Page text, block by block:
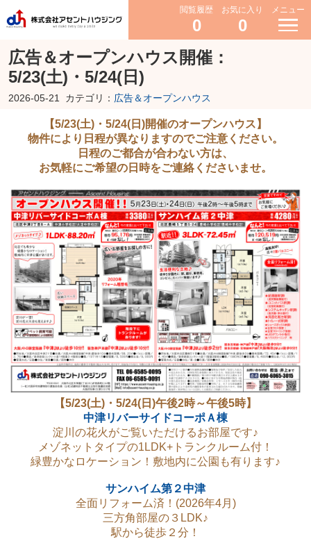
閲覧履歴
0
お気に入り
0
メニュー
広告＆オープンハウス開催：
5/23(土)・5/24(日)
2026-05-21 カテゴリ： 広告＆オープンハウス
【5/23(土)・5/24(日)開催のオープンハウス】
物件により日程が異なりますのでご注意ください。
日程のご都合が合わない方は、
お気軽にご希望の日時をご連絡くださいませ。
【5/23(土)・5/24(日)午後2時～午後5時】
中津リバーサイドコーポＡ棟
淀川の花火がご覧いただけるお部屋です♪
メゾネットタイプの1LDK+トランクルーム付！
緑豊かなロケーション！敷地内に公園も有ります♪
サンハイム第２中津
全面リフォーム済！(2026年4月)
三方角部屋の３LDK♪
駅から徒歩２分！